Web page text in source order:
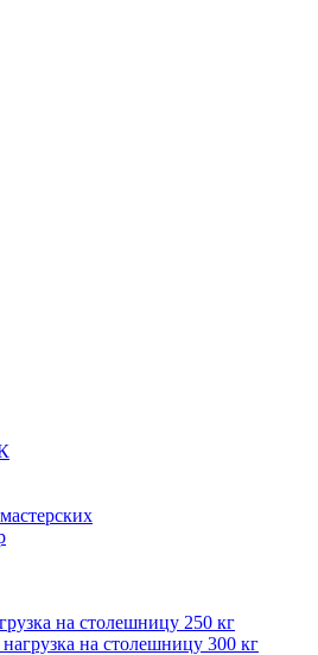
на столешницу 250 кг
на столешницу 300 кг